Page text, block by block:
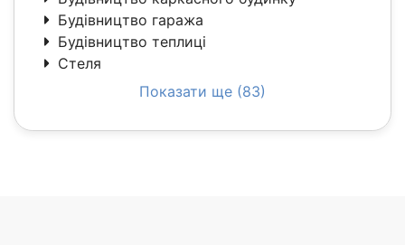
Будівництво гаража
Будівництво теплиці
Стеля
Показати ще (83)